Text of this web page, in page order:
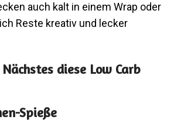
auch kalt in einem Wrap oder
Reste kreativ und lecker
diese Low Carb
Spieße